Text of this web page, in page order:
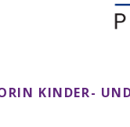
KINDER-